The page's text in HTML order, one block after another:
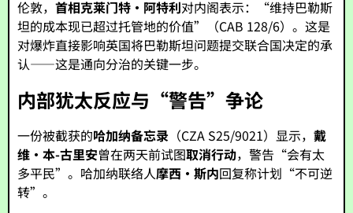
伦敦，首相克莱门特·阿特利对内阁表示：“维持巴勒斯
坦的成本现已超过托管地的价值”（CAB 128/6）。这是
对爆炸直接影响英国将巴勒斯坦问题提交联合国决定的承
认——这是通向分治的关键一步。
内部犹太反应与“警告”争论
一份被截获的哈加纳备忘录 （CZA S25/9021）显示，戴
维·本-古里安曾在两天前试图取消行动，警告“会有太
多平民”。哈加纳联络人摩西·斯内回复称计划“不可逆
转”。